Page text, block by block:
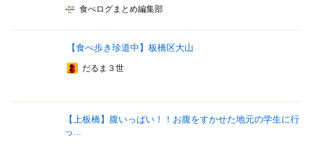
食べログまとめ編集部
【食べ歩き珍道中】板橋区大山
だるま３世
【上板橋】腹いっぱい！！お腹をすかせた地元の学生に行
っ...